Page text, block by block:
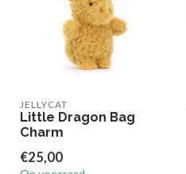
JELLYCAT
Little Dragon Bag
Charm
€25,00